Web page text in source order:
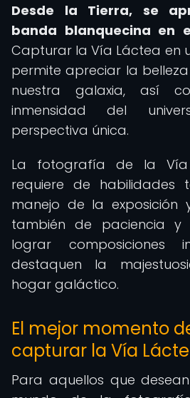
Desde la Tierra, se
banda blanquecina en
Capturar la Vía Láctea en
permite apreciar la
nuestra galaxia, así
inmensidad del
perspectiva única.
La fotografía de la
requiere de habilidades
manejo de la exposición
también de paciencia y
lograr composiciones
destaquen la
hogar galáctico.
El mejor momento
capturar la Vía
Para aquellos que